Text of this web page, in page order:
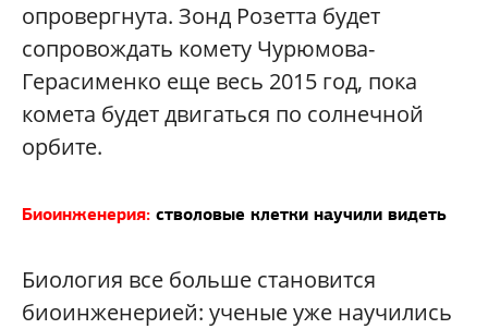
опровергнута. Зонд Розетта будет
сопровождать комету Чурюмова-
Герасименко еще весь 2015 год, пока
комета будет двигаться по солнечной
орбите.
Биоинженерия: стволовые клетки научили видеть
Биология все больше становится
биоинженерией: ученые уже научились